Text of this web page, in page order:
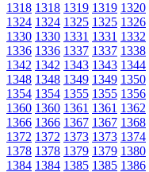
1318 1318 1319 1319 1320
1324 1324 1325 1325 1326
1330 1330 1331 1331 1332
1336 1336 1337 1337 1338
1342 1342 1343 1343 1344
1348 1348 1349 1349 1350
1354 1354 1355 1355 1356
1360 1360 1361 1361 1362
1366 1366 1367 1367 1368
1372 1372 1373 1373 1374
1378 1378 1379 1379 1380
1384 1384 1385 1385 1386